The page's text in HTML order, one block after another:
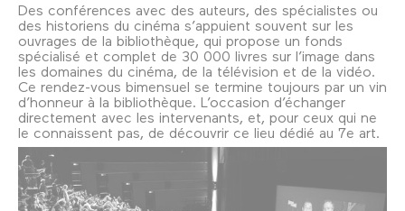
Des conférences avec des auteurs, des spécialistes ou
des historiens du cinéma s’appuient souvent sur les
ouvrages de la bibliothèque, qui propose un fonds
spécialisé et complet de 30 000 livres sur l’image dans
les domaines du cinéma, de la télévision et de la vidéo.
Ce rendez-vous bimensuel se termine toujours par un vin
d’honneur à la bibliothèque. L’occasion d’échanger
directement avec les intervenants, et, pour ceux qui ne
le connaissent pas, de découvrir ce lieu dédié au 7e art.